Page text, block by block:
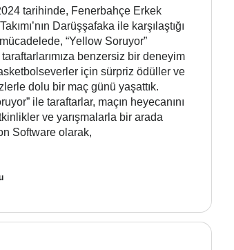
tarihinde, Fenerbahçe Erkek
Darüşşafaka ile karşılaştığı
“Yellow Soruyor”
benzersiz bir deneyim
için sürpriz ödüller ve
dolu bir maç günü yaşattık.
ile taraftarlar, maçın heyecanını
ve yarışmalarla bir arada
Software olarak,